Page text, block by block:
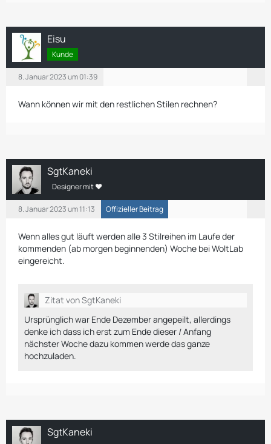
Eisu
Kunde
8. Januar 2023 um 01:39
Wann können wir mit den restlichen Stilen rechnen?
SgtKaneki
Designer mit ❤
8. Januar 2023 um 11:13 Offizieller Beitrag
Wenn alles gut läuft werden alle 3 Stilreihen im Laufe der
kommenden (ab morgen beginnenden) Woche bei WoltLab
eingereicht.
Zitat von SgtKaneki
Ursprünglich war Ende Dezember angepeilt, allerdings
denke ich dass ich erst zum Ende dieser / Anfang
nächster Woche dazu kommen werde das ganze
hochzuladen.
SgtKaneki